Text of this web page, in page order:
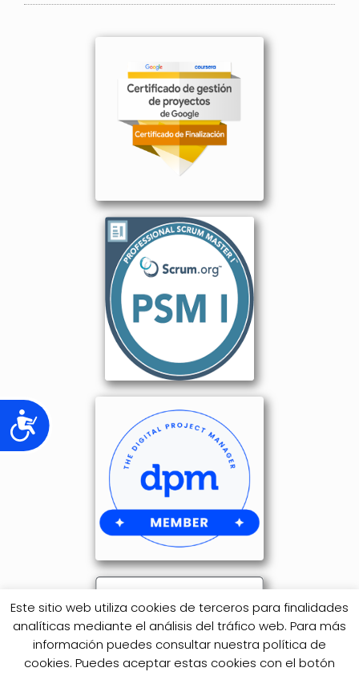
Accesibilidad
Este sitio web utiliza cookies de terceros para finalidades
analíticas mediante el análisis del tráfico web. Para más
información puedes consultar nuestra política de
cookies. Puedes aceptar estas cookies con el botón